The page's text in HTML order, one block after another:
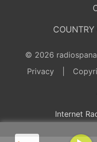
© 2026
Privacy
Internet